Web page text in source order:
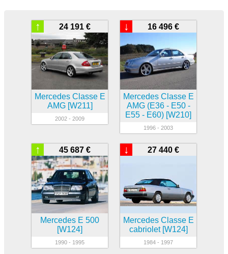
24 191 €
↑
Mercedes Classe E
AMG [W211]
2002 - 2009
16 496 €
↓
Mercedes Classe E
AMG (E36 - E50 -
E55 - E60) [W210]
1996 - 2003
45 687 €
↑
Mercedes E 500
[W124]
1990 - 1995
27 440 €
↓
Mercedes Classe E
cabriolet [W124]
1984 - 1997